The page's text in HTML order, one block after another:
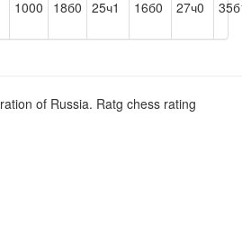
1000 18б0 25ч1 16б0 27ч0
of Russia. Ratg chess rating